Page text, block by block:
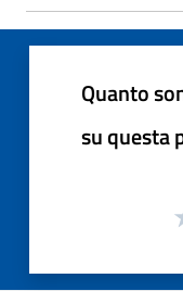
Quanto
su questa